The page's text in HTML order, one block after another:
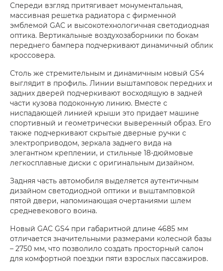
Спереди взгляд притягивает монументальная,
массивная решетка радиатора с фирменной
эмблемой GAC и высокотехнологичная светодиодная
оптика. Вертикальные воздухозаборники по бокам
переднего бампера подчеркивают динамичный облик
кроссовера.
Столь же стремительным и динамичным новый GS4
выглядит в профиль. Линии выштамповок передних и
задних дверей подчеркивают восходящую в задней
части кузова подоконную линию. Вместе с
ниспадающей линией крыши это придает машине
спортивный и геометрически выверенный образ. Его
также подчеркивают скрытые дверные ручки с
электроприводом, зеркала заднего вида на
элегантном креплении, и стильные 18-дюймовые
легкосплавные диски с оригинальным дизайном.
Задняя часть автомобиля выделяется аутентичным
дизайном светодиодной оптики и выштамповкой
пятой двери, напоминающая очертаниями шлем
средневекового воина.
Новый GAC GS4 при габаритной длине 4685 мм
отличается значительными размерами колесной базы
– 2750 мм, что позволило создать просторный салон
для комфортной поездки пяти взрослых пассажиров.